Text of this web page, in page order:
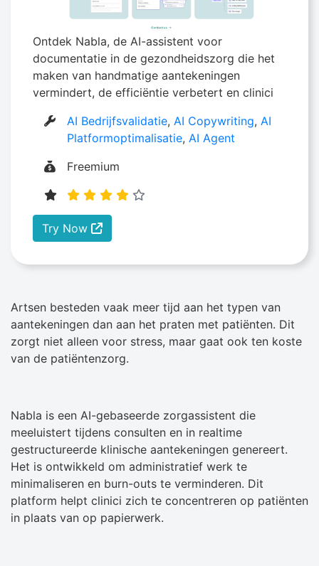
Ontdek Nabla, de AI-assistent voor
documentatie in de gezondheidszorg die het
maken van handmatige aantekeningen
vermindert, de efficiëntie verbetert en clinici
AI Bedrijfsvalidatie,AI Copywriting,AI
Platformoptimalisatie,AI Agent
Freemium
Try Now
Artsen besteden vaak meer tijd aan het typen van
aantekeningen dan aan het praten met patiënten. Dit
zorgt niet alleen voor stress, maar gaat ook ten koste
van de patiëntenzorg.
Nabla is een AI-gebaseerde zorgassistent die
meeluistert tijdens consulten en in realtime
gestructureerde klinische aantekeningen genereert.
Het is ontwikkeld om administratief werk te
minimaliseren en burn-outs te verminderen. Dit
platform helpt clinici zich te concentreren op patiënten
in plaats van op papierwerk.